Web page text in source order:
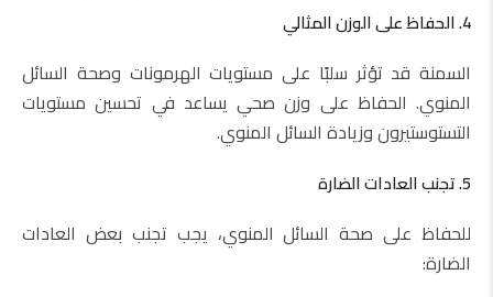
4. الحفاظ على الوزن المثالي
السمنة قد تؤثر سلبًا على مستويات الهرمونات وصحة السائل
المنوي. الحفاظ على وزن صحي يساعد في تحسين مستويات
التستوستيرون وزيادة السائل المنوي.
5. تجنب العادات الضارة
للحفاظ على صحة السائل المنوي، يجب تجنب بعض العادات
الضارة: